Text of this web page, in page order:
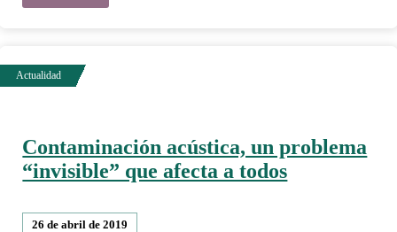
Contaminación acústica, un problema
“invisible” que afecta a todos
26 de abril de 2019